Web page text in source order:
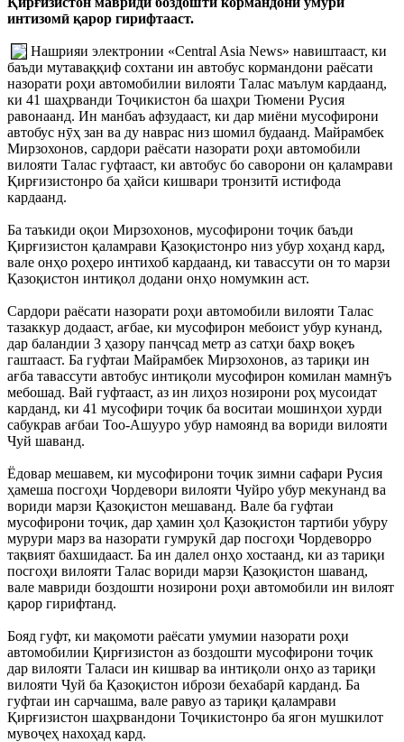
интизомӣ қарор гирифтааст.
Нашрияи электронии «Central Asia News» навиштааст, ки
баъди мутаваққиф сохтани ин автобус кормандони раёсати
назорати роҳи автомобилии вилояти Талас маълум кардаанд,
ки 41 шаҳрванди Тоҷикистон ба шаҳри Тюмени Русия
равонаанд. Ин манбаъ афзудааст, ки дар миёни мусофирони
автобус нӯҳ зан ва ду наврас низ шомил будаанд. Майрамбек
Мирзохонов, сардори раёсати назорати роҳи автомобили
вилояти Талас гуфтааст, ки автобус бо саворони он қаламрави
Қирғизистонро ба ҳайси кишвари тронзитӣ истифода
кардаанд.
Ба таъкиди оқои Мирзохонов, мусофирони тоҷик баъди
Қирғизистон қаламрави Қазоқистонро низ убур хоҳанд кард,
вале онҳо роҳеро интихоб кардаанд, ки тавассути он то марзи
Қазоқистон интиқол додани онҳо номумкин аст.
Сардори раёсати назорати роҳи автомобили вилояти Талас
тазаккур додааст, ағбае, ки мусофирон мебоист убур кунанд,
дар баландии 3 ҳазору панҷсад метр аз сатҳи баҳр воқеъ
гаштааст. Ба гуфтаи Майрамбек Мирзохонов, аз тариқи ин
ағба тавассути автобус интиқоли мусофирон комилан мамнӯъ
мебошад. Вай гуфтааст, аз ин лиҳоз нозирони роҳ мусоидат
карданд, ки 41 мусофири тоҷик ба воситаи мошинҳои хурди
сабукрав ағбаи Тоо-Ашууро убур намоянд ва вориди вилояти
Чуй шаванд.
Ёдовар мешавем, ки мусофирони тоҷик зимни сафари Русия
ҳамеша посгоҳи Чордевори вилояти Чуйро убур мекунанд ва
вориди марзи Қазоқистон мешаванд. Вале ба гуфтаи
мусофирони тоҷик, дар ҳамин ҳол Қазоқистон тартиби убуру
мурури марз ва назорати гумрукӣ дар посгоҳи Чордеворро
тақвият бахшидааст. Ба ин далел онҳо хостаанд, ки аз тариқи
посгоҳи вилояти Талас вориди марзи Қазоқистон шаванд,
вале мавриди боздошти нозирони роҳи автомобили ин вилоят
қарор гирифтанд.
Бояд гуфт, ки мақомоти раёсати умумии назорати роҳи
автомобилии Қирғизистон аз боздошти мусофирони тоҷик
дар вилояти Таласи ин кишвар ва интиқоли онҳо аз тариқи
вилояти Чуй ба Қазоқистон ибрози бехабарӣ карданд. Ба
гуфтаи ин сарчашма, вале равуо аз тариқи қаламрави
Қирғизистон шаҳрвандони Тоҷикистонро ба ягон мушкилот
мувоҷеҳ нахоҳад кард.